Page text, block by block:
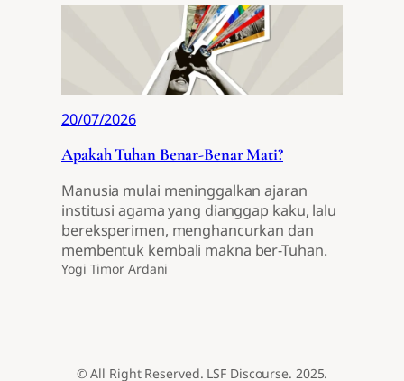
20/07/2026
Apakah Tuhan Benar-Benar Mati?
Manusia mulai meninggalkan ajaran
institusi agama yang dianggap kaku, lalu
bereksperimen, menghancurkan dan
membentuk kembali makna ber-Tuhan.
Yogi Timor Ardani
© All Right Reserved. LSF Discourse. 2025.